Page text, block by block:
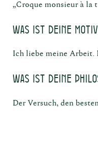
„Croque monsieur à la
Was ist deine
Ich liebe meine Arbeit.
Was ist deine
Der Versuch, den